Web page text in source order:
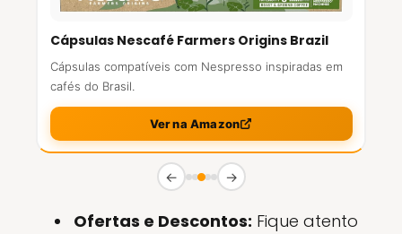
Cápsulas Nescafé Farmers Origins Brazil
Cápsulas compatíveis com Nespresso inspiradas em
cafés do Brasil.
Ver na Amazon
← →
Ofertas e Descontos: Fique atento